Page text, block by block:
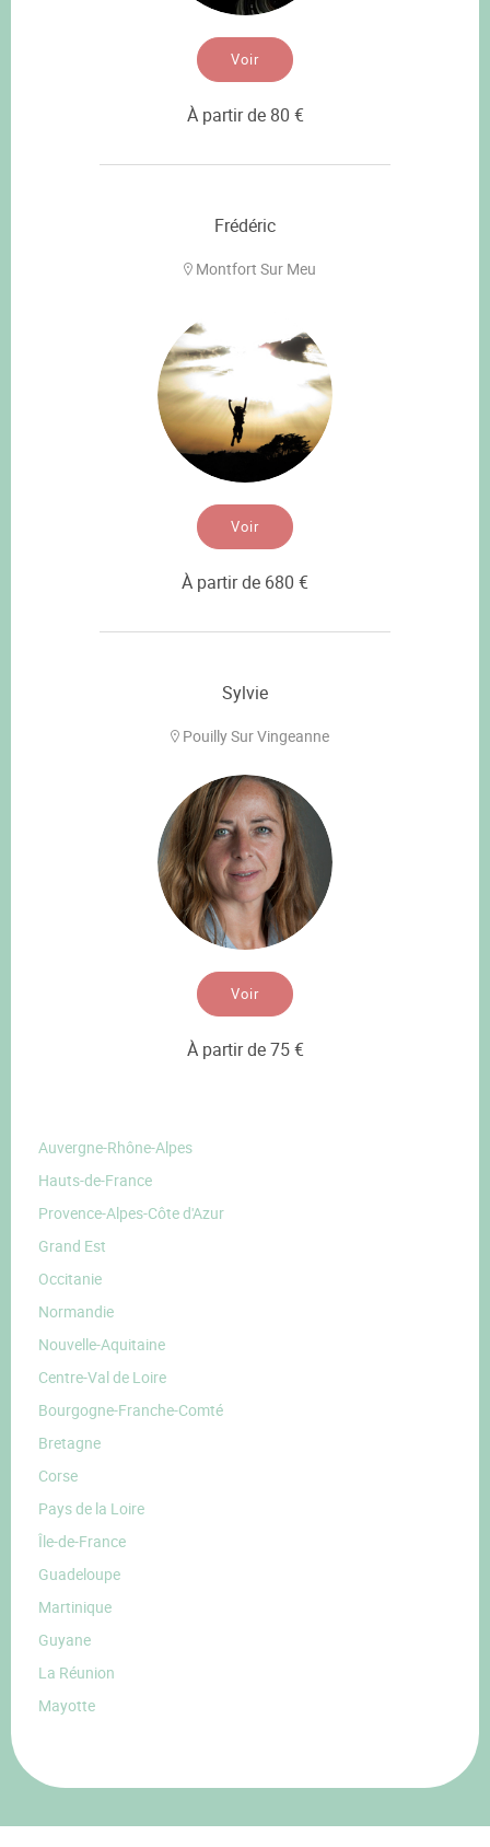
Voir
À partir de 80 €
Frédéric
Montfort Sur Meu
Voir
À partir de 680 €
Sylvie
Pouilly Sur Vingeanne
Voir
À partir de 75 €
Auvergne-Rhône-Alpes
Hauts-de-France
Provence-Alpes-Côte d'Azur
Grand Est
Occitanie
Normandie
Nouvelle-Aquitaine
Centre-Val de Loire
Bourgogne-Franche-Comté
Bretagne
Corse
Pays de la Loire
Île-de-France
Guadeloupe
Martinique
Guyane
La Réunion
Mayotte